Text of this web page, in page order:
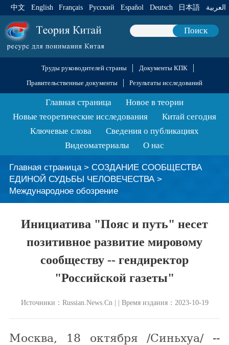
中文 English Français Pусский Español Deutsch 日本語 العربية
Поиск
Труды руководителей страны
Документы КПК
Правительственные документы
Результаты исследований
Главная страница
Новое в теории
Новые теоретические исследования
Китай сегодня
Ключевые слова
Сведения о публикациях
Видеоматериалы
О нас
Главная страница> СОЗДАНИЕ СООБЩЕСТВА
ЕДИНОЙ СУДЬБЫ ЧЕЛОВЕЧЕСТВА>
Международное обозрение
Инициатива "Пояс и путь" несет
позитивное развитие мировому
сообществу -- гендиректор
"Российской газеты"
Источники：Russian.News.Cn | | Время издания：2023-10-19
Москва, 18 октября /Синьхуа/ --